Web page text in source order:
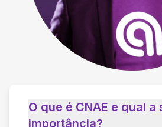
O que é CNAE e qual a
importância?